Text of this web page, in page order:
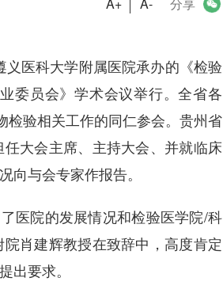
医科大学附属医院承办的《检验
委员会》学术会议举行。全省各
检验相关工作的同仁参会。贵州省
大会主席、主持大会、并就临床
与会专家作报告。
医院的发展情况和检验医学院/科
肖建辉教授在致辞中，高度肯定
出要求。